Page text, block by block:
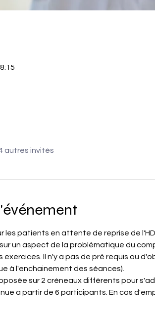
autres invités
les patients en attente de reprise de
un aspect de la problématique du
Il n'y a pas de pré requis ou
à l'enchainement des séances).
sur 2 créneaux différents pour
a partir de 6 participants. En cas